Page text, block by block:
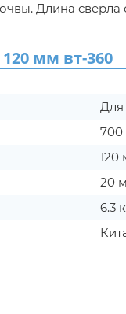
Длина сверла
мм вт-360
Для
120
20
6.3